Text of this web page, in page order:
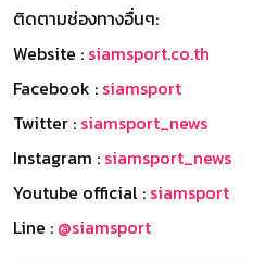
ติดตามช่องทางอื่นๆ:
Website : siamsport.co.th
Facebook : siamsport
Twitter : siamsport_news
Instagram : siamsport_news
Youtube official : siamsport
Line : @siamsport